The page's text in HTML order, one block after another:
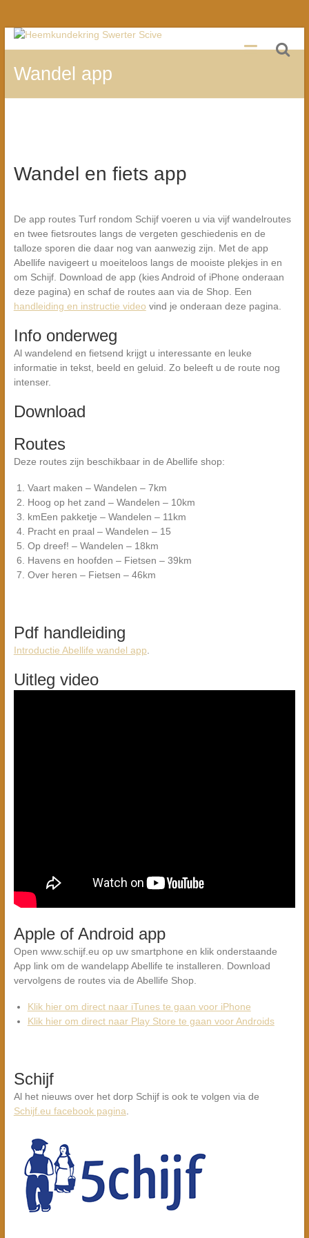
Ga
naar
inhoud
Heemkundekring
Swerter
Scive
Wandel app
Wandel en fiets app
De app routes Turf rondom Schijf voeren u via vijf wandelroutes
en twee fietsroutes langs de vergeten geschiedenis en de
talloze sporen die daar nog van aanwezig zijn. Met de app
Abellife navigeert u moeiteloos langs de mooiste plekjes in en
om Schijf. Download de app (kies Android of iPhone onderaan
deze pagina) en schaf de routes aan via de Shop. Een
handleiding en instructie video vind je onderaan deze pagina.
Info onderweg
Al wandelend en fietsend krijgt u interessante en leuke
informatie in tekst, beeld en geluid. Zo beleeft u de route nog
intenser.
Download
Routes
Deze routes zijn beschikbaar in de Abellife shop:
Vaart maken – Wandelen – 7km
Hoog op het zand – Wandelen – 10km
kmEen pakketje – Wandelen – 11km
Pracht en praal – Wandelen – 15
Op dreef! – Wandelen – 18km
Havens en hoofden – Fietsen – 39km
Over heren – Fietsen – 46km
Pdf handleiding
Introductie Abellife wandel app
Uitleg video
Apple of Android app
Open www.schijf.eu op uw smartphone en klik onderstaande
App link om de wandelapp Abellife te installeren. Download
vervolgens de routes via de Abellife Shop.
Klik hier om direct naar iTunes te gaan voor iPhone
Klik hier om direct naar Play Store te gaan voor Androids
Schijf
Al het nieuws over het dorp Schijf is ook te volgen via de
Schijf.eu facebook pagina